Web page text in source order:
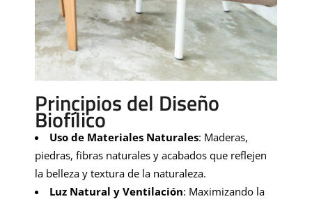
Principios del Diseño
Biofílico
Uso de Materiales Naturales: Maderas,
piedras, fibras naturales y acabados que reflejen
la belleza y textura de la naturaleza.
Luz Natural y Ventilación: Maximizando la